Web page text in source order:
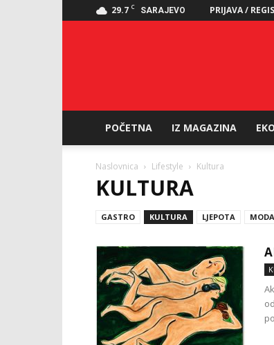
29.7 C SARAJEVO PRIJAVA /
POČETNA IZ MAGAZINA
Naslovnica Lifestyle Kultura
KULTURA
GASTRO KULTURA LJEPOTA MODA